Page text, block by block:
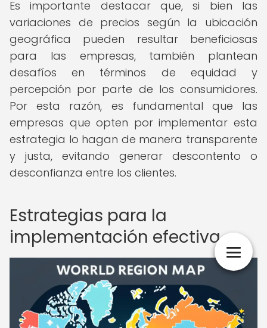
Es importante destacar que, si bien las
variaciones de precios según la ubicación
geográfica pueden resultar beneficiosas
para las empresas, también plantean
desafíos en términos de equidad y
percepción por parte de los consumidores.
Por esta razón, es fundamental que las
empresas que opten por implementar esta
estrategia lo hagan de manera transparente
y justa, evitando generar descontento o
desconfianza entre los clientes.
Estrategias para la
implementación efectiva